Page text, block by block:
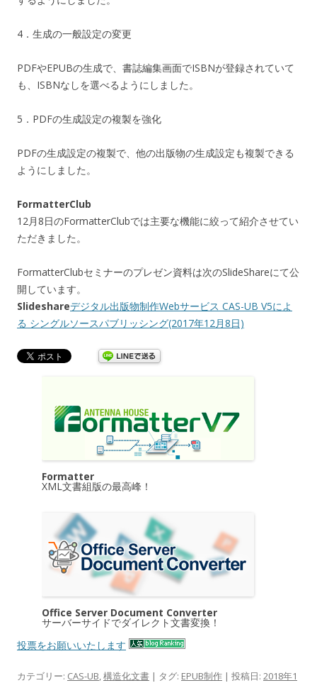
4．生成の一般設定の変更
PDFやEPUBの生成で、書誌編集画面でISBNが登録されていて
も、ISBNなしを選べるようにしました。
5．PDFの生成設定の複製を強化
PDFの生成設定の複製で、他の出版物の生成設定も複製できる
ようにしました。
FormatterClub
12月8日のFormatterClubでは主要な機能に絞って紹介させてい
ただきました。
FormatterClubセミナーのプレゼン資料は次のSlideShareにて公
開しています。
Slideshareデジタル出版物制作Webサービス CAS-UB V5によ
る シングルソースパブリッシング(2017年12月8日)
Formatter
XML文書組版の最高峰！
Office Server Document Converter
サーバーサイドでダイレクト文書変換！
投票をお願いいたします
カテゴリー: CAS-UB,構造化文書 | タグ: EPUB制作 | 投稿日: 2018年1